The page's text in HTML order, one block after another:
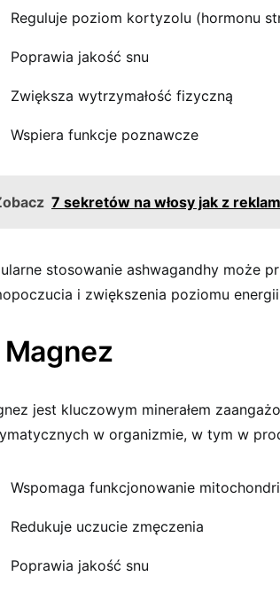
Reguluje poziom kortyzolu (hormonu
Poprawia jakość snu
Zwiększa wytrzymałość fizyczną
Wspiera funkcje poznawcze
7 sekretów na włosy jak z
stosowanie ashwagandhy może
i zwiększenia poziomu
Magnez
jest kluczowym minerałem
w organizmie, w tym w
Wspomaga funkcjonowanie
Redukuje uczucie zmęczenia
Poprawia jakość snu